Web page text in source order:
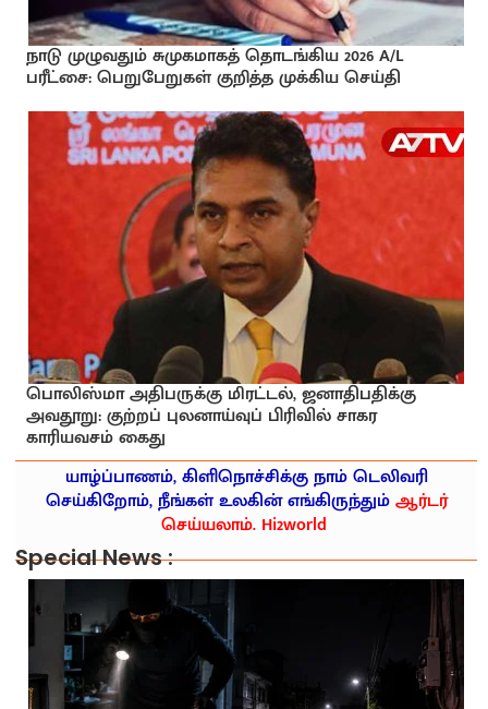
நாடு முழுவதும் சுமுகமாகத் தொடங்கிய 2026 A/L
பரீட்சை: பெறுபேறுகள் குறித்த முக்கிய செய்தி
பொலிஸ்மா அதிபருக்கு மிரட்டல், ஜனாதிபதிக்கு
அவதூறு: குற்றப் புலனாய்வுப் பிரிவில் சாகர
காரியவசம் கைது
யாழ்ப்பாணம், கிளிநொச்சிக்கு நாம் டெலிவரி
செய்கிறோம், நீங்கள் உலகின் எங்கிருந்தும்ஆர்டர்
செய்யலாம். Hi2world
Special News :